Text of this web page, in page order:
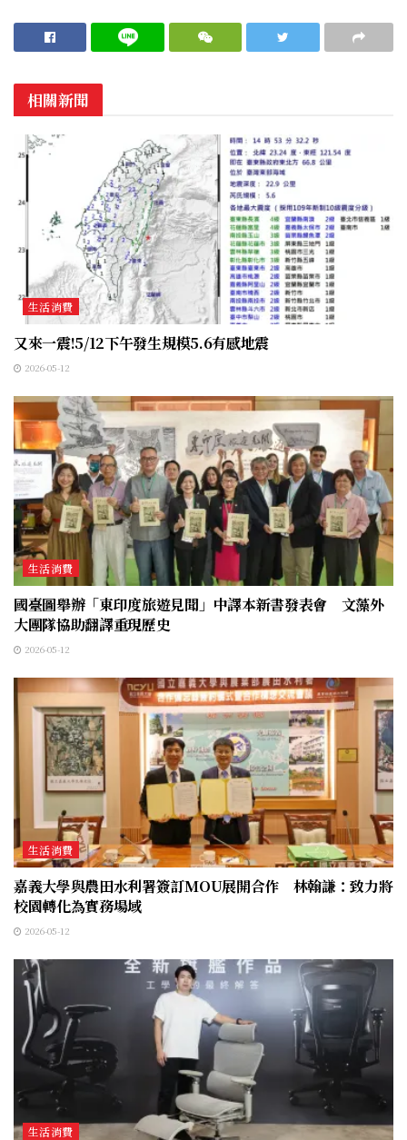
相關新聞
生活消費
又來一震!5/12下午發生規模5.6有感地震
2026-05-12
生活消費
國臺圖舉辦「東印度旅遊見聞」中譯本新書發表會 文藻外
大團隊協助翻譯重現歷史
2026-05-12
生活消費
嘉義大學與農田水利署簽訂MOU展開合作 林翰謙：致力將
校園轉化為實務場域
2026-05-12
生活消費